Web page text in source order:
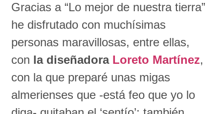
Gracias a “Lo mejor de nuestra tierra”
he disfrutado con muchísimas
personas maravillosas, entre ellas,
con la diseñadora Loreto Martínez,
con la que preparé unas migas
almerienses que -está feo que yo lo